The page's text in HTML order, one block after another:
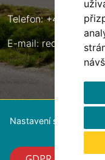
Telefon: +420 461
E-mail:
Nastavení souborů